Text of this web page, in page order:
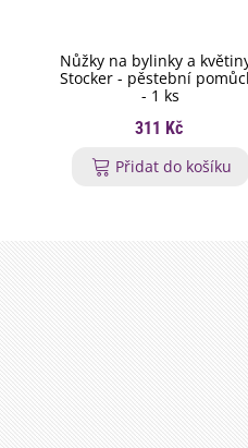
Nůžky na bylinky a
Stocker - pěstební
- 1 ks
311 Kč
Přidat do košíku